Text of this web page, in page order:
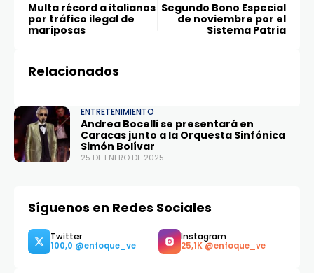
Multa récord a italianos
por tráfico ilegal de
mariposas
Segundo Bono Especial
de noviembre por el
Sistema Patria
Relacionados
ENTRETENIMIENTO
Andrea Bocelli se presentará en
Caracas junto a la Orquesta Sinfónica
Simón Bolívar
25 DE ENERO DE 2025
Síguenos en Redes Sociales